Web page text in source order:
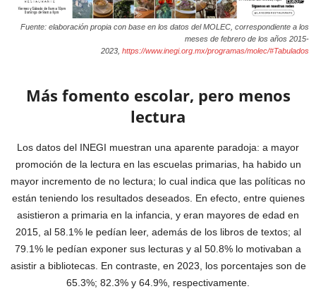
Fuente: elaboración propia con base en los datos del MOLEC, correspondiente a los
meses de febrero de los años 2015-
2023, https://www.inegi.org.mx/programas/molec/#Tabulados
Más fomento escolar, pero menos
lectura
Los datos del INEGI muestran una aparente paradoja: a mayor
promoción de la lectura en las escuelas primarias, ha habido un
mayor incremento de no lectura; lo cual indica que las políticas no
están teniendo los resultados deseados. En efecto, entre quienes
asistieron a primaria en la infancia, y eran mayores de edad en
2015, al 58.1% le pedían leer, además de los libros de textos; al
79.1% le pedían exponer sus lecturas y al 50.8% lo motivaban a
asistir a bibliotecas. En contraste, en 2023, los porcentajes son de
65.3%; 82.3% y 64.9%, respectivamente.